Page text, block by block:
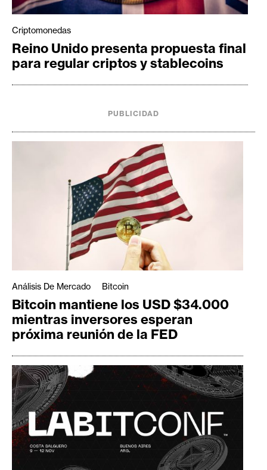
Criptomonedas
Reino Unido presenta propuesta final
para regular criptos y stablecoins
PUBLICIDAD
Análisis De Mercado Bitcoin
Bitcoin mantiene los USD $34.000
mientras inversores esperan
próxima reunión de la FED